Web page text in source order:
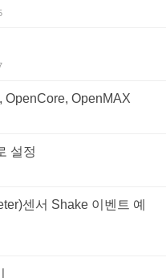
OpenCore, OpenMAX
설정
센서 Shake 이벤트 예